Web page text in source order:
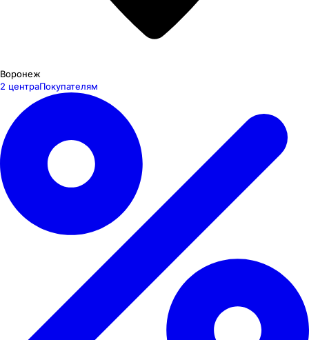
Воронеж
2 центраПокупателям